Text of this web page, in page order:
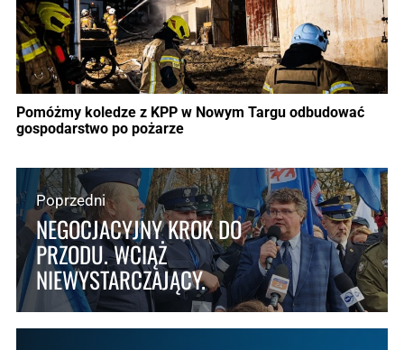
Pomóżmy koledze z KPP w Nowym Targu odbudować
gospodarstwo po pożarze
Poprzedni
NEGOCJACYJNY KROK DO
PRZODU. WCIĄŻ
NIEWYSTARCZAJĄCY.